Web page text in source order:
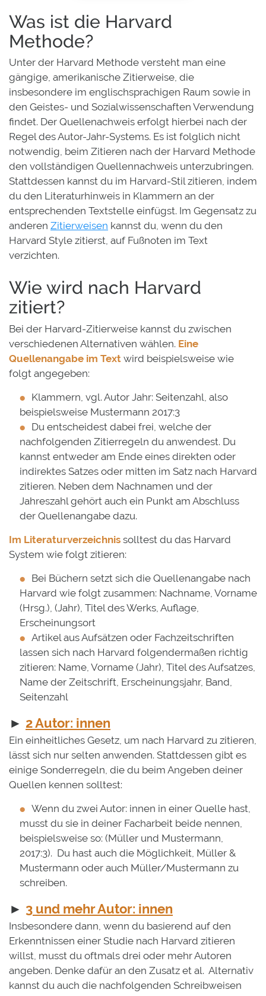
Was ist die Harvard
Methode?
Unter der Harvard Methode versteht man eine
gängige, amerikanische Zitierweise, die
insbesondere im englischsprachigen Raum sowie in
den Geistes- und Sozialwissenschaften Verwendung
findet. Der Quellenachweis erfolgt hierbei nach der
Regel des Autor-Jahr-Systems. Es ist folglich nicht
notwendig, beim Zitieren nach der Harvard Methode
den vollständigen Quellennachweis unterzubringen.
Stattdessen kannst du im Harvard-Stil zitieren, indem
du den Literaturhinweis in Klammern an der
entsprechenden Textstelle einfügst. Im Gegensatz zu
anderen Zitierweisen kannst du, wenn du den
Harvard Style zitierst, auf Fußnoten im Text
verzichten.
Wie wird nach Harvard
zitiert?
Bei der Harvard-Zitierweise kannst du zwischen
verschiedenen Alternativen wählen. Eine
Quellenangabe im Text wird beispielsweise wie
folgt angegeben:
Klammern, vgl. Autor Jahr: Seitenzahl, also
beispielsweise Mustermann 2017:3
Du entscheidest dabei frei, welche der
nachfolgenden Zitierregeln du anwendest. Du
kannst entweder am Ende eines direkten oder
indirektes Satzes oder mitten im Satz nach Harvard
zitieren. Neben dem Nachnamen und der
Jahreszahl gehört auch ein Punkt am Abschluss
der Quellenangabe dazu.
Im Literaturverzeichnis solltest du das Harvard
System wie folgt zitieren:
Bei Büchern setzt sich die Quellenangabe nach
Harvard wie folgt zusammen: Nachname, Vorname
(Hrsg.), (Jahr), Titel des Werks, Auflage,
Erscheinungsort
Artikel aus Aufsätzen oder Fachzeitschriften
lassen sich nach Harvard folgendermaßen richtig
zitieren: Name, Vorname (Jahr), Titel des Aufsatzes,
Name der Zeitschrift, Erscheinungsjahr, Band,
Seitenzahl
► 2 Autor: innen
Ein einheitliches Gesetz, um nach Harvard zu zitieren,
lässt sich nur selten anwenden. Stattdessen gibt es
einige Sonderregeln, die du beim Angeben deiner
Quellen kennen solltest:
Wenn du zwei Autor: innen in einer Quelle hast,
musst du sie in deiner Facharbeit beide nennen,
beispielsweise so: (Müller und Mustermann,
2017:3). Du hast auch die Möglichkeit, Müller &
Mustermann oder auch Müller/Mustermann zu
schreiben.
► 3 und mehr Autor: innen
Insbesondere dann, wenn du basierend auf den
Erkenntnissen einer Studie nach Harvard zitieren
willst, musst du oftmals drei oder mehr Autoren
angeben. Denke dafür an den Zusatz et al. Alternativ
kannst du auch die nachfolgenden Schreibweisen